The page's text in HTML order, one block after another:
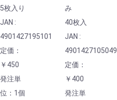
5枚入り
JAN :
4901427195101
定価：
￥450
発注単
位：1個
み
40枚入
JAN :
4901427105049
定価：
￥400
発注単